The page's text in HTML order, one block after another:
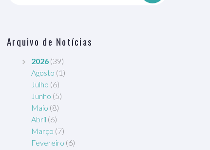
Arquivo de Notícias
2026 (39)
Agosto (1)
Julho (6)
Junho (5)
Maio (8)
Abril (6)
Março (7)
Fevereiro (6)